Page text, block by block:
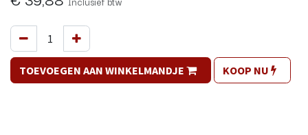
TOEVOEGEN AAN WINKELMANDJE KOOP NU